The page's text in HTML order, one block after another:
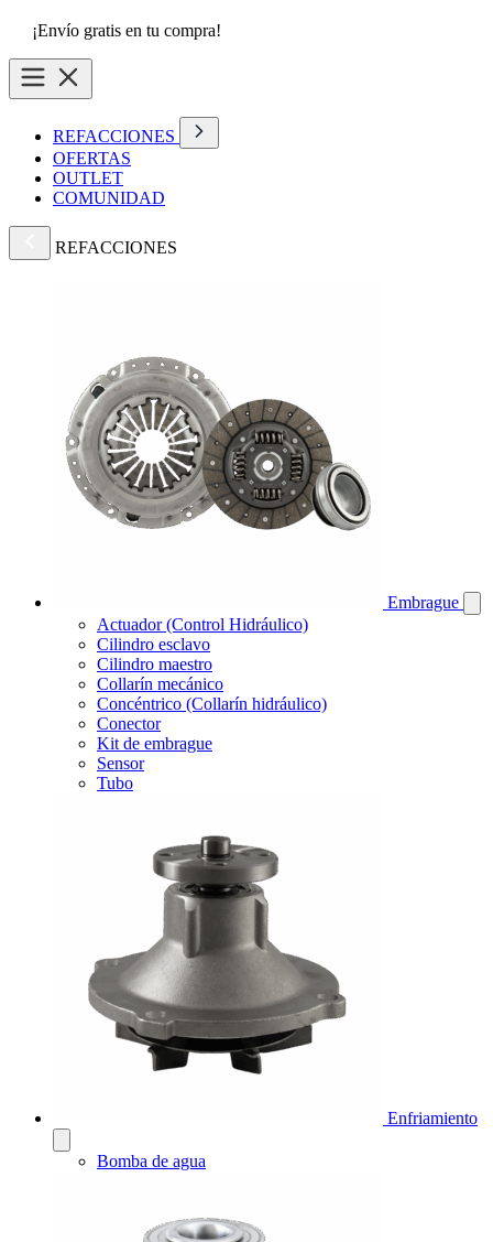
¡Envío gratis en tu compra!
REFACCIONES
OFERTAS
OUTLET
COMUNIDAD
REFACCIONES
Embrague
Actuador (Control Hidráulico)
Cilindro esclavo
Cilindro maestro
Collarín mecánico
Concéntrico (Collarín hidráulico)
Conector
Kit de embrague
Sensor
Tubo
Enfriamiento
Bomba de agua